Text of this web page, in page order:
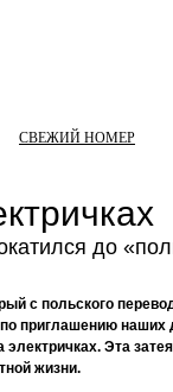
СВЕЖИЙ НОМЕР
до
с польского
приглашению наших
Эта
жизни.